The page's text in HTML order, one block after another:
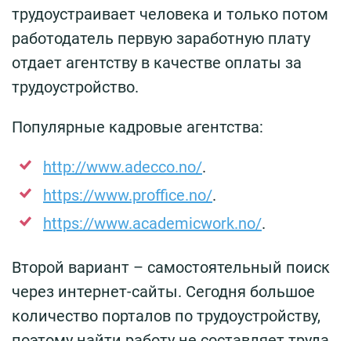
трудоустраивает человека и только потом
работодатель первую заработную плату
отдает агентству в качестве оплаты за
трудоустройство.
Популярные кадровые агентства:
http://www.adecco.no/.
https://www.proffice.no/.
https://www.academicwork.no/.
Второй вариант – самостоятельный поиск
через интернет-сайты. Сегодня большое
количество порталов по трудоустройству,